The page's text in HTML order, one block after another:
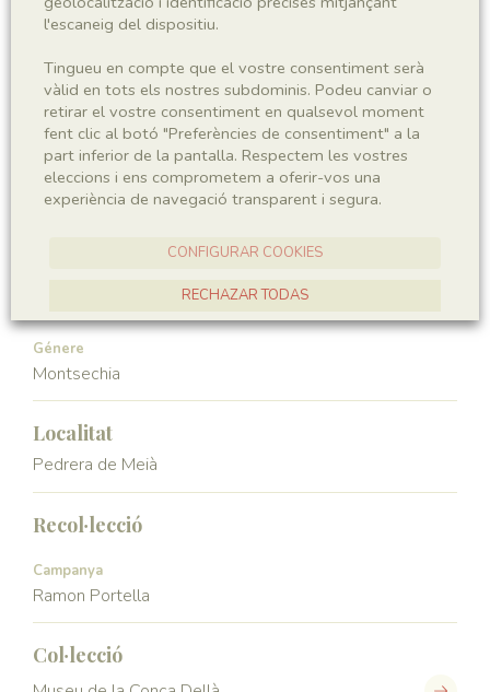
MCD-8436
Taxonomia
Regne
Plantae
Phyllum
Spermatophyta
Subphyllum Classe
Montsechiaceae
Génere
Montsechia
Localitat
Pedrera de Meià
Recol·lecció
Campanya
Ramon Portella
Col·lecció
l'escaneig del dispositiu.
Tingueu en compte que el vostre consentiment serà
vàlid en tots els nostres subdominis. Podeu canviar o
retirar el vostre consentiment en qualsevol moment
fent clic al botó "Preferències de consentiment" a la
part inferior de la pantalla. Respectem les vostres
eleccions i ens comprometem a oferir-vos una
experiència de navegació transparent i segura.
CONFIGURAR COOKIES
RECHAZAR TODAS
ACCEPTAR TOTES